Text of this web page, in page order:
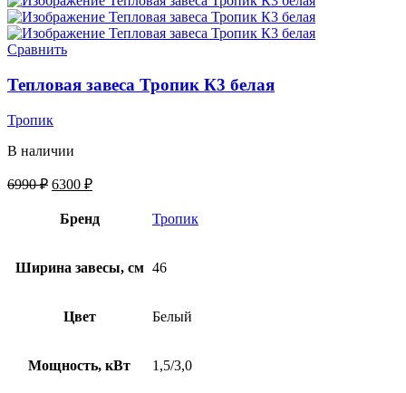
Сравнить
Тепловая завеса Тропик К3 белая
Тропик
В наличии
6990₽ 6300 ₽
Бренд Тропик
Ширина завесы, см 46
Цвет Белый
Мощность, кВт 1,5/3,0